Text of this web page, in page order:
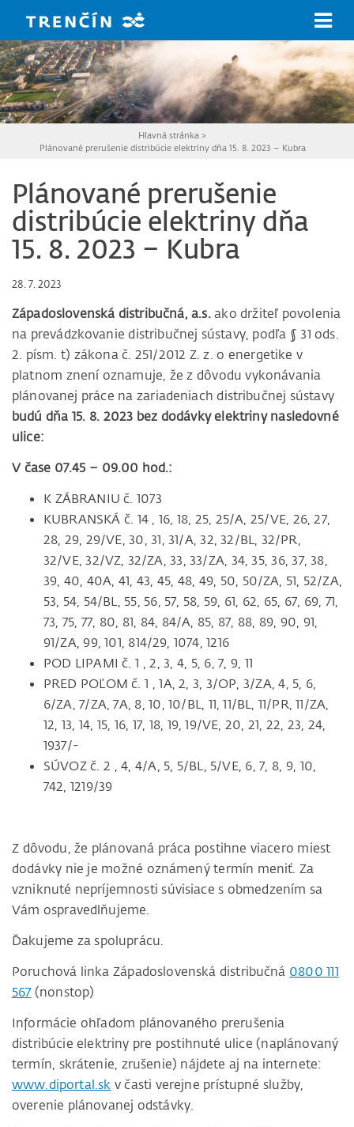
Hlavná stránka >
Plánované prerušenie distribúcie elektriny dňa 15. 8. 2023 – Kubra
Plánované prerušenie
distribúcie elektriny dňa
15. 8. 2023 – Kubra
28. 7. 2023
Západoslovenská distribučná, a.s.ako držiteľ povolenia
na prevádzkovanie distribučnej sústavy, podľa § 31 ods.
2. písm. t) zákona č. 251/2012 Z. z. o energetike v
platnom znení oznamuje, že z dôvodu vykonávania
plánovanej práce na zariadeniach distribučnej sústavy
budú dňa 15. 8. 2023 bez dodávky elektriny nasledovné
ulice:
V čase 07.45 – 09.00 hod.:
K ZÁBRANIU č. 1073
KUBRANSKÁ č. 14 , 16, 18, 25, 25/A, 25/VE, 26, 27,
28, 29, 29/VE, 30, 31, 31/A, 32, 32/BL, 32/PR,
32/VE, 32/VZ, 32/ZA, 33, 33/ZA, 34, 35, 36, 37, 38,
39, 40, 40A, 41, 43, 45, 48, 49, 50, 50/ZA, 51, 52/ZA,
53, 54, 54/BL, 55, 56, 57, 58, 59, 61, 62, 65, 67, 69, 71,
73, 75, 77, 80, 81, 84, 84/A, 85, 87, 88, 89, 90, 91,
91/ZA, 99, 101, 814/29, 1074, 1216
POD LIPAMI č. 1 , 2, 3, 4, 5, 6, 7, 9, 11
PRED POĽOM č. 1 , 1A, 2, 3, 3/OP, 3/ZA, 4, 5, 6,
6/ZA, 7/ZA, 7A, 8, 10, 10/BL, 11, 11/BL, 11/PR, 11/ZA,
12, 13, 14, 15, 16, 17, 18, 19, 19/VE, 20, 21, 22, 23, 24,
1937/-
SÚVOZ č. 2 , 4, 4/A, 5, 5/BL, 5/VE, 6, 7, 8, 9, 10,
742, 1219/39
Z dôvodu, že plánovaná práca postihne viacero miest
dodávky nie je možné oznámený termín meniť. Za
vzniknuté nepríjemnosti súvisiace s obmedzením sa
Vám ospravedlňujeme.
Ďakujeme za spoluprácu.
Poruchová linka Západoslovenská distribučná 0800 111
567 (nonstop)
Informácie ohľadom plánovaného prerušenia
distribúcie elektriny pre postihnuté ulice (naplánovaný
termín, skrátenie, zrušenie) nájdete aj na internete:
www.diportal.sk v časti verejne prístupné služby,
overenie plánovanej odstávky.